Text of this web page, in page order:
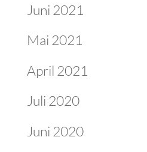
Juni 2021
Mai 2021
April 2021
Juli 2020
Juni 2020